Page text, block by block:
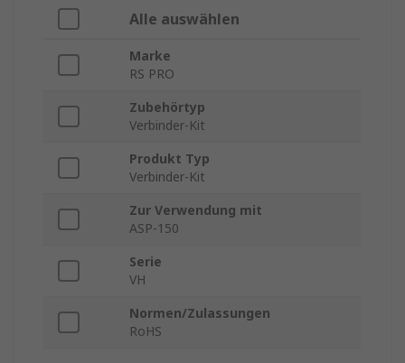
Alle auswählen
Marke
RS PRO
Zubehörtyp
Verbinder-Kit
Produkt Typ
Verbinder-Kit
Zur Verwendung mit
ASP-150
Serie
VH
Normen/Zulassungen
RoHS